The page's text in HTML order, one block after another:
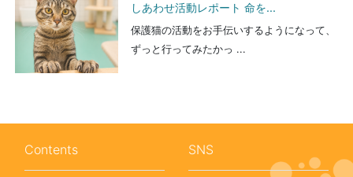
しあわせ活動レポート 命を...
保護猫の活動をお手伝いするようになって、
ずっと行ってみたかっ ...
Contents SNS